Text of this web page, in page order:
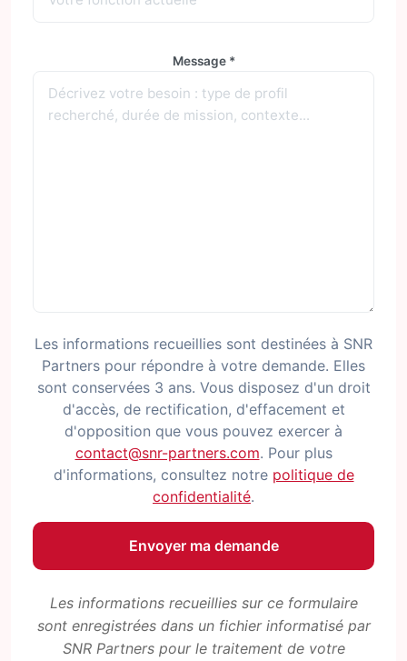
Message *
Les informations recueillies sont destinées à SNR
Partners pour répondre à votre demande. Elles
sont conservées 3 ans. Vous disposez d'un droit
d'accès, de rectification, d'effacement et
d'opposition que vous pouvez exercer à
contact@snr-partners.com. Pour plus
d'informations, consultez notre politique de
confidentialité.
Les informations recueillies sur ce formulaire
sont enregistrées dans un fichier informatisé par
SNR Partners pour le traitement de votre